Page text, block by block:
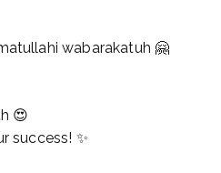
wabarakatuh 🤗
😍
success! ✨